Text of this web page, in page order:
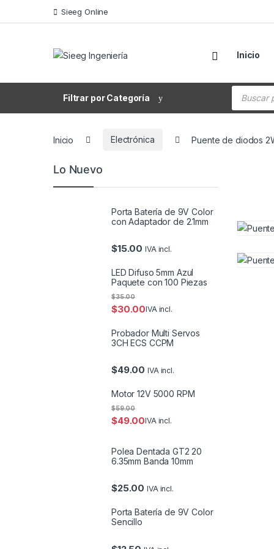
Sieeg Online
Inicio
Filtrar por Categoría
Inicio Electrónica Puente de diodos
Lo Nuevo
Porta Batería de 9V Color
con Adaptador de 2.1mm
$15.00 IVA incl.
LED Difuso 5mm Azul
Paquete con 100 Piezas
$30.00
$35.00
IVA incl.
Probador Multi Servos
3CH ECS CCPM
$49.00 IVA incl.
Motor 12V 5000 RPM
$49.00
$59.00
IVA incl.
Polea Dentada GT2 20
6.35mm Banda 10mm
$25.00 IVA incl.
Porta Batería de 9V Color
Sencillo